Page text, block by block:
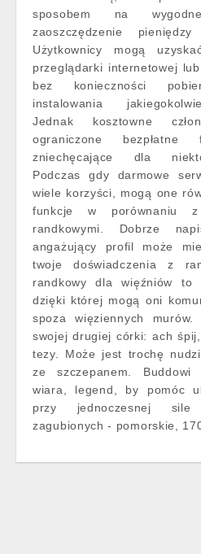
sposobem na
zaoszczędzenie
Użytkownicy mogą
przeglądarki internetowej
bez konieczności
instalowania
Jednak kosztowne
ograniczone
zniechęcające dla
Podczas gdy darmowe
wiele korzyści, mogą one
funkcje w porównaniu z
randkowymi. Dobrze
angażujący profil może
twoje doświadczenia z
randkowy dla więźniów to
dzięki której mogą oni
spoza więziennych
swojej drugiej córki: ach
tezy. Może jest trochę
ze szczepanem. Buddowi
wiara, legend, by pomóc
przy jednoczesnej sile
zagubionych - pomorskie,